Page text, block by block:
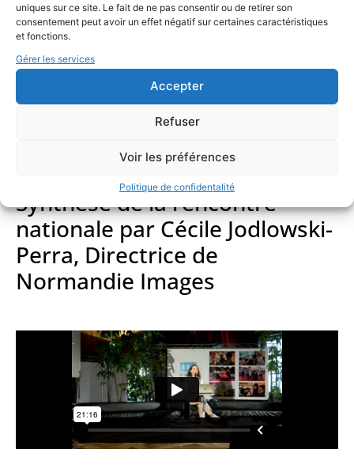
uniques sur ce site. Le fait de ne pas consentir ou de retirer son
consentement peut avoir un effet négatif sur certaines caractéristiques
et fonctions.
Gérer les services
Accepter
Refuser
Voir les préférences
Politique de confidentalité
Synthèse de la rencontre
nationale par Cécile Jodlowski-
Perra, Directrice de
Normandie Images